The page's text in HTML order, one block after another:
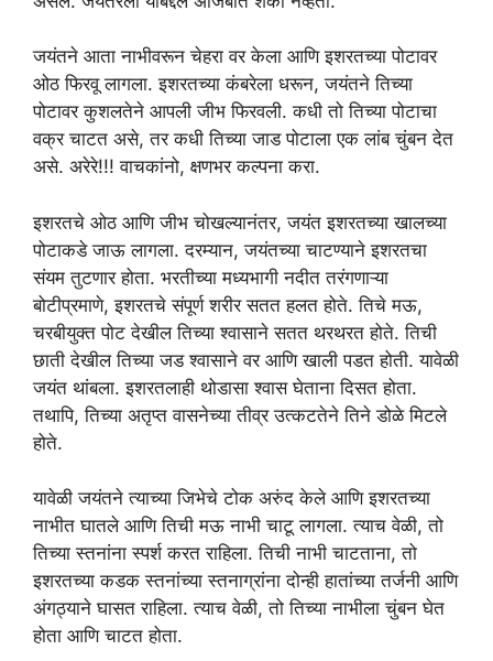
जयंतने आता नाभीवरून चेहरा वर केला आणि इशरतच्या पोटावर
ओठ फिरवू लागला. इशरतच्या कंबरेला धरून, जयंतने तिच्या
पोटावर कुशलतेने आपली जीभ फिरवली. कधी तो तिच्या पोटाचा
वक्र चाटत असे, तर कधी तिच्या जाड पोटाला एक लांब चुंबन देत
असे. अरेरे!!! वाचकांनो, क्षणभर कल्पना करा.
इशरतचे ओठ आणि जीभ चोखल्यानंतर, जयंत इशरतच्या खालच्या
पोटाकडे जाऊ लागला. दरम्यान, जयंतच्या चाटण्याने इशरतचा
संयम तुटणार होता. भरतीच्या मध्यभागी नदीत तरंगणाऱ्या
बोटीप्रमाणे, इशरतचे संपूर्ण शरीर सतत हलत होते. तिचे मऊ,
चरबीयुक्त पोट देखील तिच्या श्वासाने सतत थरथरत होते. तिची
छाती देखील तिच्या जड श्वासाने वर आणि खाली पडत होती. यावेळी
जयंत थांबला. इशरतलाही थोडासा श्वास घेताना दिसत होता.
तथापि, तिच्या अतृप्त वासनेच्या तीव्र उत्कटतेने तिने डोळे मिटले
होते.
यावेळी जयंतने त्याच्या जिभेचे टोक अरुंद केले आणि इशरतच्या
नाभीत घातले आणि तिची मऊ नाभी चाटू लागला. त्याच वेळी, तो
तिच्या स्तनांना स्पर्श करत राहिला. तिची नाभी चाटताना, तो
इशरतच्या कडक स्तनांच्या स्तनाग्रांना दोन्ही हातांच्या तर्जनी आणि
अंगठ्याने घासत राहिला. त्याच वेळी, तो तिच्या नाभीला चुंबन घेत
होता आणि चाटत होता.